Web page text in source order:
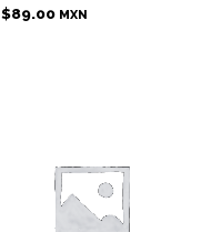
$89.00 MXN